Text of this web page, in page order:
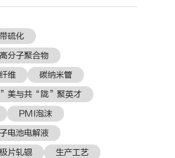
硫化
分子聚合物
维
碳纳米管
美与共“陇”聚英才
PMI泡沫
电池电解液
片轧辊
生产工艺